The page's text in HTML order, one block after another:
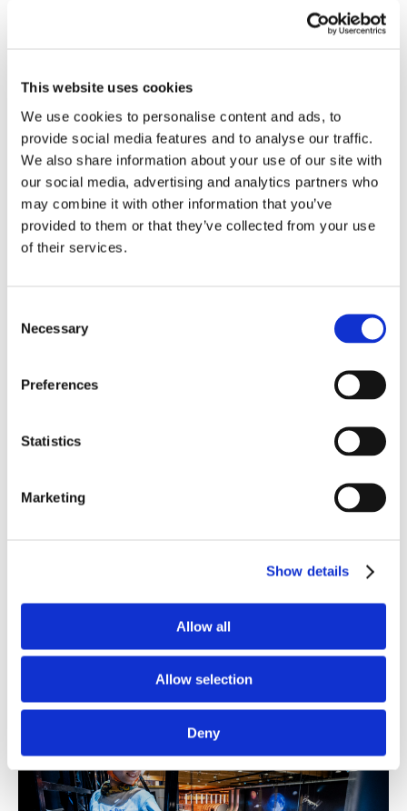
This website uses cookies
We use cookies to personalise content and ads, to
provide social media features and to analyse our traffic.
We also share information about your use of our site with
our social media, advertising and analytics partners who
may combine it with other information that you’ve
provided to them or that they’ve collected from your use
of their services.
Selection
Necessary
Preferences
Statistics
Marketing
Show details
Allow all
Allow selection
Deny